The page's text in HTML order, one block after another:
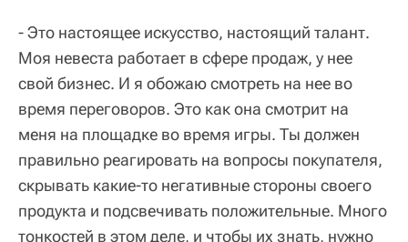
- Это настоящее искусство, настоящий талант.
Моя невеста работает в сфере продаж, у нее
свой бизнес. И я обожаю смотреть на нее во
время переговоров. Это как она смотрит на
меня на площадке во время игры. Ты должен
правильно реагировать на вопросы покупателя,
скрывать какие-то негативные стороны своего
продукта и подсвечивать положительные. Много
тонкостей в этом деле, и чтобы их знать, нужно